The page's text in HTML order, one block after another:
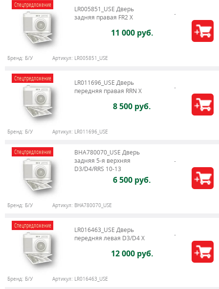
Спецпредложение
LR005851_USE Дверь
задняя правая FR2 X
11 000 руб.
Бренд: Б/У Артикул: LR005851_USE
Спецпредложение
LR011696_USE Дверь
передняя правая RRN X
8 500 руб.
Бренд: Б/У Артикул: LR011696_USE
Спецпредложение
BHA780070_USE Дверь
задняя 5-я верхняя
D3/D4/RRS 10-13
6 500 руб.
Бренд: Б/У Артикул: BHA780070_USE
Спецпредложение
LR016463_USE Дверь
передняя левая D3/D4 Х
12 000 руб.
Бренд: Б/У Артикул: LR016463_USE